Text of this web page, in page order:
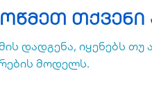
დადგენა, იყენებს
მოდელს.